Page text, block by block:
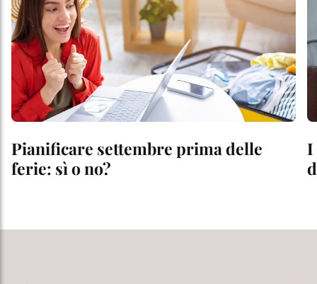
Pianificare settembre prima delle
ferie: sì o no?
I